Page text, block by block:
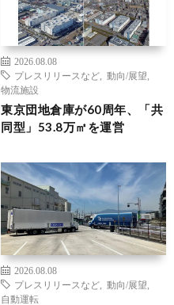
2026.08.08
プレスリリースなど
動向/展望
物流施設
東京団地倉庫が60周年、「共
同型」53.8万㎡を運営
2026.08.08
プレスリリースなど
動向/展望
自動運転